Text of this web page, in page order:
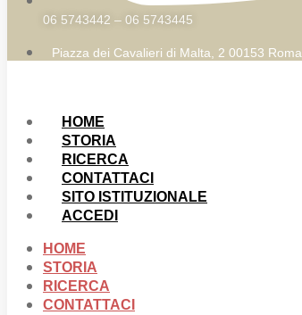
06 5743442 – 06 5743445
Piazza dei Cavalieri di Malta, 2 00153 Roma
HOME
STORIA
RICERCA
CONTATTACI
SITO ISTITUZIONALE
ACCEDI
HOME
STORIA
RICERCA
CONTATTACI